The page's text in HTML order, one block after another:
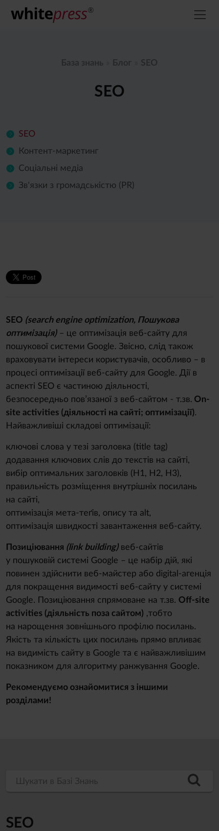
База знань Блог SEO
SEO
SEO
Контент-маркетинг
Соціальні медіа
Зв'язки з громадськістю (PR)
SEO (search engine optimization, Пошукова
оптимізація) – це оптимізація веб-сайту для
пошукової системи Google. Звісно, слід також
враховувати інтереси користувачів, особливо – в
процесі оптимізації веб-сайту для Google. Дії в
аспекті SEO є частиною діяльності,
безпосередньо пов’язаної з веб-сайтом - т.зв. On-
site activities (діяльності на сайті; оптимізації).
Найважливіші складові оптимізації:
ключові слова у тезі заголовка (title tag)
додавання ключових слів до текстів на сайті,
вибір оптимальних заголовків (H1, H2, H3),
правильність розміщення внутрішніх посилань
на сайті,
оптимізація мета-теґів, опису та alt,
оптимізація швидкості завантаження веб-сайту.
Позиціювання (link building)веб-сайтів
у пошуковій системі Google – це набір дій, які
повинен здійснити веб-майстер або digital-агенція
для покращення видимості веб-сайту у системі
Google. Позиціювання спрямоване на т.зв. Off-site
activities (діяльність поза сайтом) ,тобто
на нарощення зовнішнього профілю посилань.
Якість та кількість цих посилань прямо впливає
на видимість сайту в Google та є найважливішим
показником для алгоритму ранжування Google.
Рекомендуємо ознайомитися з іншими
розділами!
Шукати в Базі Знань
SEO